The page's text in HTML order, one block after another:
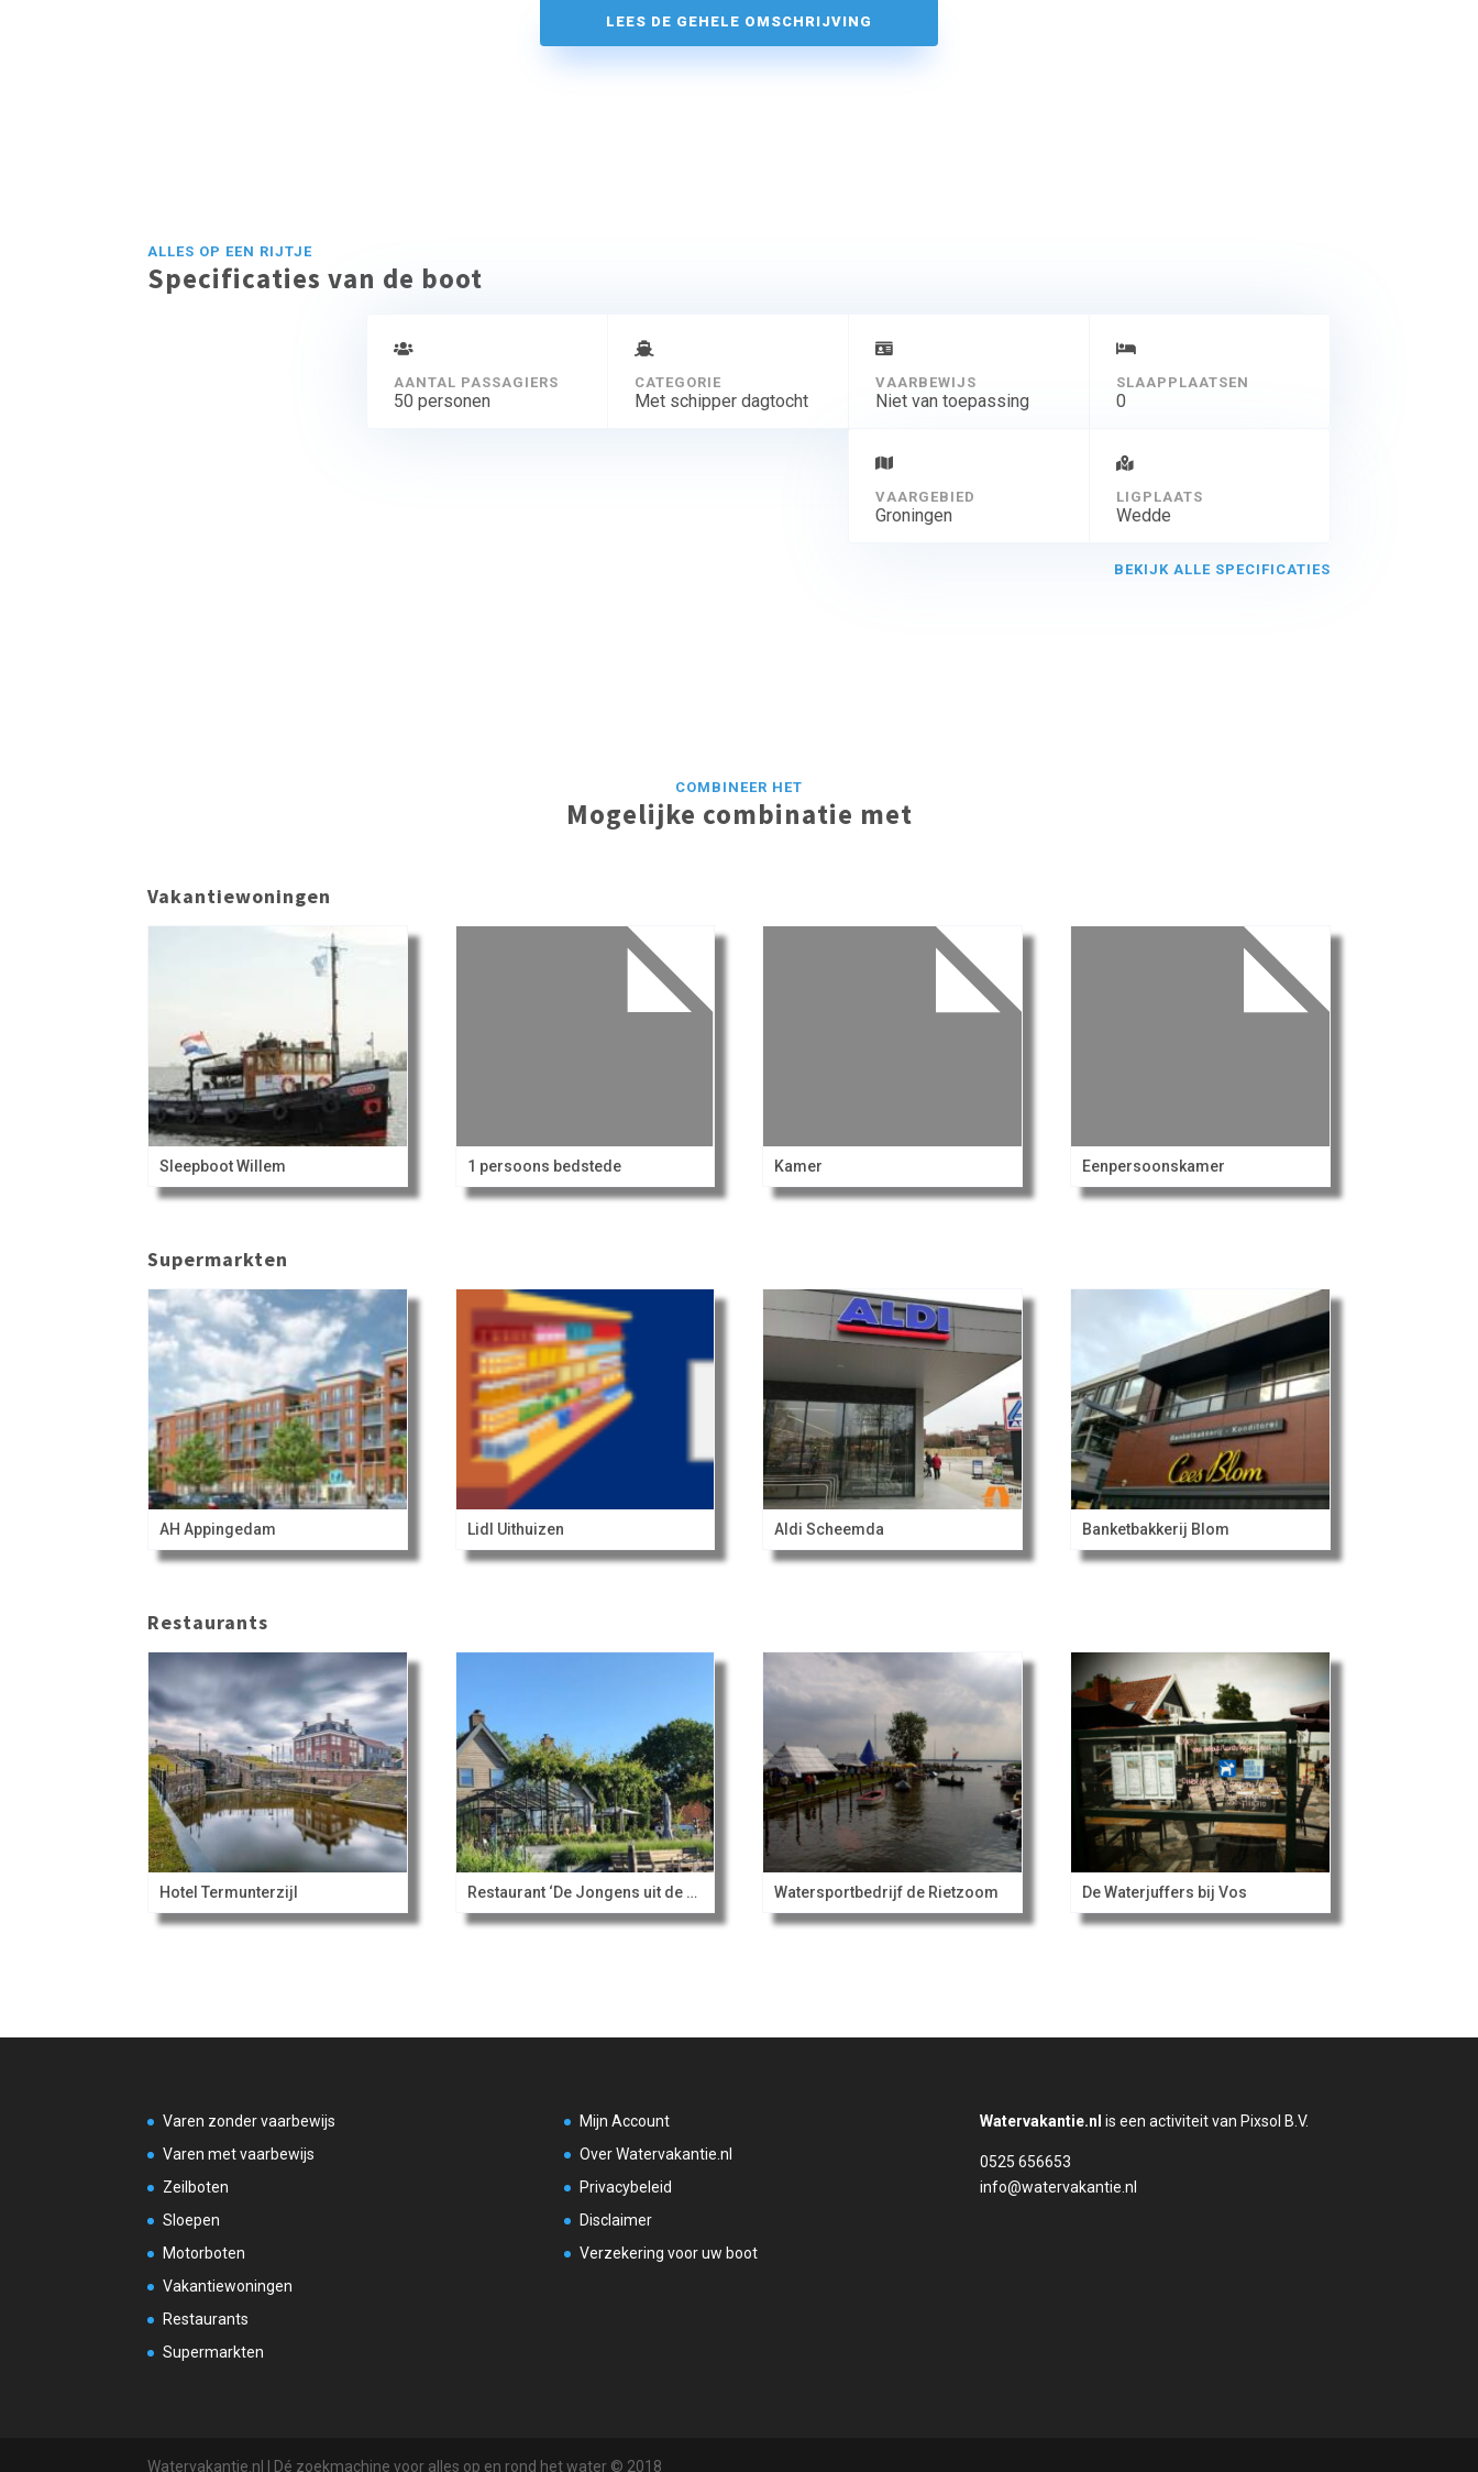
LEES DE GEHELE OMSCHRIJVING
ALLES OP EEN RIJTJE
Specificaties van de boot
AANTAL PASSAGIERS
50 personen
CATEGORIE
Met schipper dagtocht
VAARBEWIJS
Niet van toepassing
SLAAPPLAATSEN
0
VAARGEBIED
Groningen
LIGPLAATS
Wedde
BEKIJK ALLE SPECIFICATIES
COMBINEER HET
Mogelijke combinatie met
Vakantiewoningen
Sleepboot Willem 1 persoons bedstede Kamer Eenpersoonskamer
Supermarkten
AH Appingedam Lidl Uithuizen Aldi Scheemda Banketbakkerij Blom
Restaurants
Hotel Termunterzijl Restaurant ‘De Jongens uit de buurt’ Watersportbedrijf de Rietzoom De Waterjuffers bij Vos
Varen zonder vaarbewijs
Varen met vaarbewijs
Zeilboten
Sloepen
Motorboten
Vakantiewoningen
Restaurants
Supermarkten
Mijn Account
Over Watervakantie.nl
Privacybeleid
Disclaimer
Verzekering voor uw boot
Watervakantie.nl is een activiteit van Pixsol B.V.
0525 656653
info@watervakantie.nl
Watervakantie.nl | Dé zoekmachine voor alles op en rond het water © 2018